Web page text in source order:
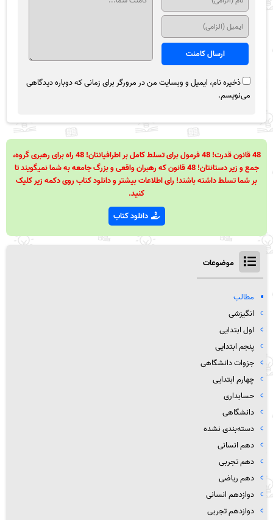
ذخیره نام، ایمیل و وبسایت من در مرورگر برای زمانی که دوباره دیدگاهی
می‌نویسم.
48 قانون قدرت! 48 فرمول برای تسلط کامل بر اطرافیانتان! 48 راه برای رهبری گروه،
جمع و زیر دستانتان! 48 قانون که رهبران واقعی و بزرگ جامعه به شما نمیگویند تا
بر شما تسلط داشته باشند! رای اطلاعات بیشتر و دانلود کتاب روی دکمه زیر کلیک
کنید.
دانلود کتاب
موضوعات
مطالب
انگیزشی
اول ابتدایی
پنجم ابتدایی
جزوات دانشگاهی
چهارم ابتدایی
حسابداری
دانشگاهی
دسته‌بندی نشده
دهم انسانی
دهم تجربی
دهم ریاضی
دوازدهم انسانی
دوازدهم تجربی